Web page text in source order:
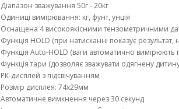
Діапазон зважування 50г - 20кг
Одиниці вимірювання: кг, фунт, унція
Оснащена 4 високоякісними тензометричними
Функція HOLD (при натисканні показує
Функція Auto-HOLD (ваги автоматично
Функція тари (дозволяє зважувати одягнену
РК-дисплей з підсвічуванням
Розмір дисплея: 74x29мм
Автоматичне вимкнення через 30 секунд